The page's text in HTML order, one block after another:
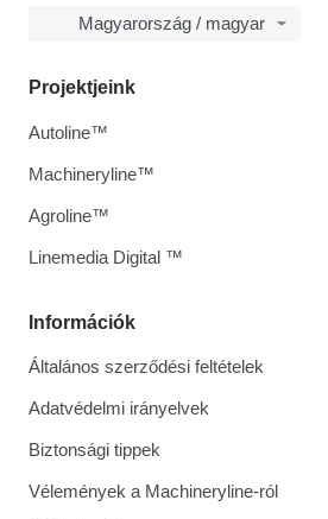
Magyarország / magyar
Információk
Általános szerződési feltételek
Adatvédelmi irányelvek
Biztonsági tippek
Vélemények a Machineryline-ról
Projektjeink
Autoline™
Machineryline™
Agroline™
Linemedia Digital ™